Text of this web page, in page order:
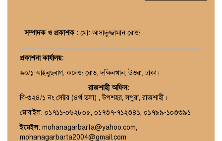
সম্পাদক ও প্রকাশক : মো: আসাদুজ্জামান রোজ
প্রকাশনা কার্যালয়:
৬০/১ আইনুছবাগ, কলেজ রোড, দক্ষিনখান, উওরা, ঢাকা।
রাজশাহী অফিস:
বি-৩২৪/১ নং সেক্টর (৪র্থ তলা) , উপশহর, সপুরা, রাজশাহী।
মোবাইল: ০১৭১১-০৬২৮০৫, ০১৭৩৭-৭১২৩৪১, ০১৭৯৯-১০৩৩৯১
ইমেইল: mohanagarbarta@yahoo.com,
mohanagarbarta2004@gmail.com